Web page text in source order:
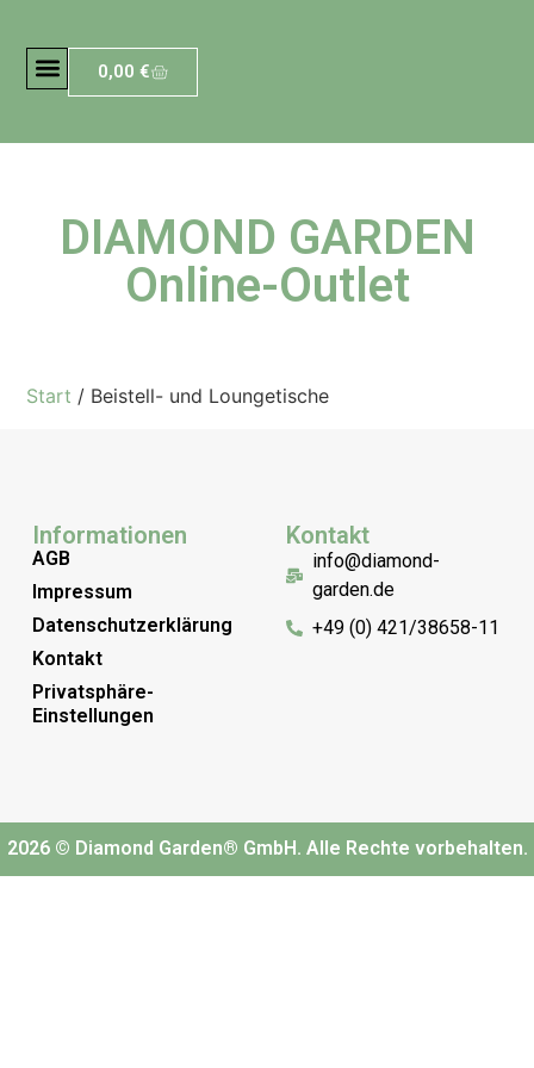
0,00€
DIAMOND GARDEN
Online-Outlet
Start / Beistell- und Loungetische
Informationen
AGB
Impressum
Datenschutzerklärung
Kontakt
Privatsphäre-
Einstellungen
Kontakt
info@diamond-
garden.de
+49 (0) 421/38658-11
2026 © Diamond Garden® GmbH. Alle Rechte vorbehalten.